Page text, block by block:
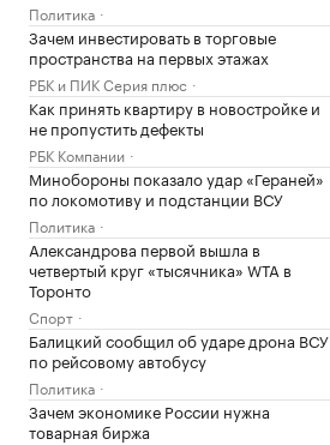
Политика
Зачем инвестировать в торговые
пространства на первых этажах
РБК и ПИК Серия плюс
Как принять квартиру в новостройке и
не пропустить дефекты
РБК Компании
Минобороны показало удар «Гераней»
по локомотиву и подстанции ВСУ
Политика
Александрова первой вышла в
четвертый круг «тысячника» WTA в
Торонто
Спорт
Балицкий сообщил об ударе дрона ВСУ
по рейсовому автобусу
Политика
Зачем экономике России нужна
товарная биржа